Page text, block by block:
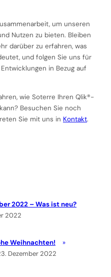
um unseren
Nutzen zu bieten. Bleiben
darüber zu erfahren, was
und folgen Sie uns für
in Bezug auf
wie Soterre Ihren Qlik®-
Besuchen Sie noch
Sie mit uns in Kontakt.
2022 – Was ist neu?
2022
Weihnachten!
Dezember 2022